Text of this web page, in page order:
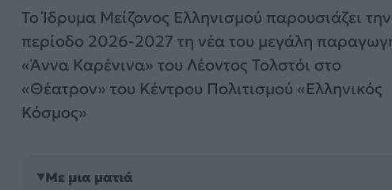
Το Ίδρυμα Μείζονος Ελληνισμού παρουσιάζει την
περίοδο 2026-2027 τη νέα του μεγάλη
«Άννα Καρένινα» του Λέοντος Τολστόι στο
«Θέατρον» του Κέντρου Πολιτισμού «Ελληνικός
Κόσμος»
Με μια ματιά